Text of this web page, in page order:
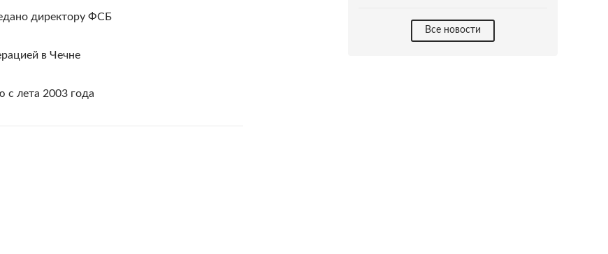
директору ФСБ
в Чечне
с лета 2003 года
Все новости